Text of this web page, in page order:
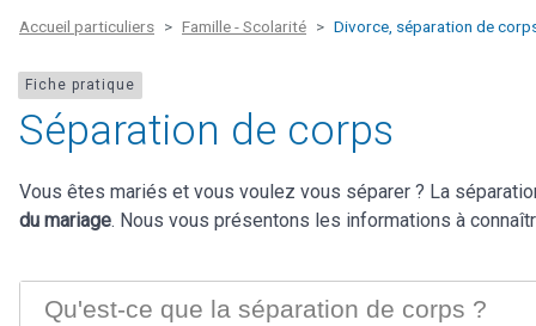
Accueil particuliers Famille - Scolarité Divorce, séparation de
Fiche pratique
Séparation de corps
Vous êtes mariés et vous voulez vous séparer ? La
du mariage. Nous vous présentons les informations à
Qu'est-ce que la séparation de corps ?